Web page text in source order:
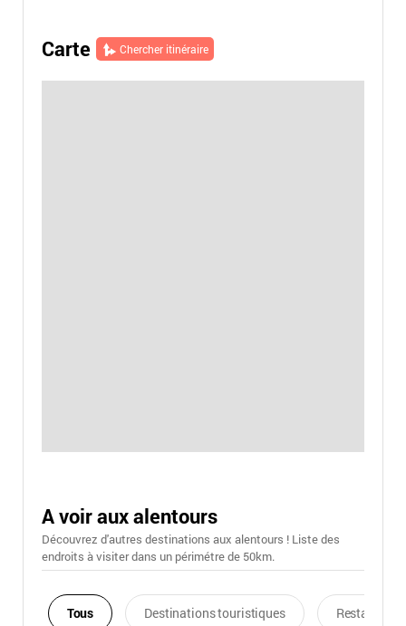
Carte Chercher itinéraire
A voir aux alentours
Découvrez d'autres destinations aux alentours ! Liste des
endroits à visiter dans un périmétre de 50km.
Tous Destinations touristiques Restaurants